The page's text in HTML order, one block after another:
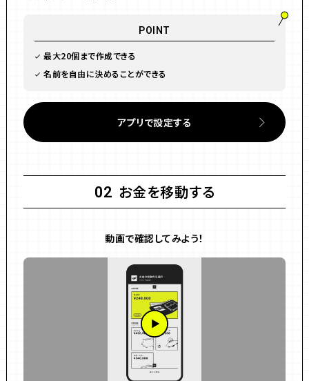
POINT
最大20個まで作成できる
名前を自由に決めることができる
アプリで設定する
02 お金を移動する
動画で確認してみよう！